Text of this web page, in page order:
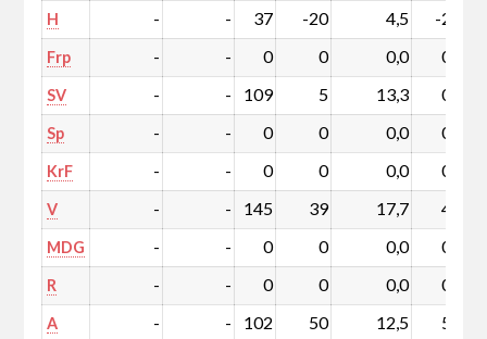
H - - 37 -20 4,5 -2,7
Frp - - 0 0 0,0 0,0
SV - - 109 5 13,3 0,1
Sp - - 0 0 0,0 0,0
KrF - - 0 0 0,0 0,0
V - - 145 39 17,7 4,2
MDG - - 0 0 0,0 0,0
R - - 0 0 0,0 0,0
A - - 102 50 12,5 5,8